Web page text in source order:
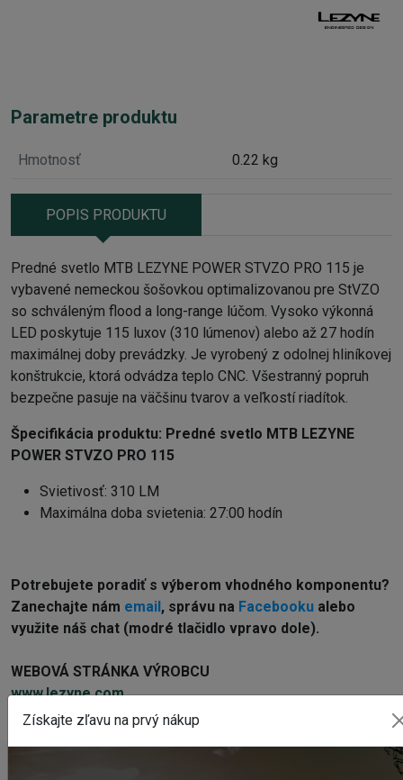
Parametre produktu
Hmotnosť 0.22 kg
POPIS PRODUKTU
Predné svetlo MTB LEZYNE POWER STVZO PRO 115 je
vybavené nemeckou šošovkou optimalizovanou pre StVZO
so schváleným flood a long-range lúčom. Vysoko výkonná
LED poskytuje 115 luxov (310 lúmenov) alebo až 27 hodín
maximálnej doby prevádzky. Je vyrobený z odolnej hliníkovej
konštrukcie, ktorá odvádza teplo CNC. Všestranný popruh
bezpečne pasuje na väčšinu tvarov a veľkostí riadítok.
Špecifikácia produktu: Predné svetlo MTB LEZYNE
POWER STVZO PRO 115
Svietivosť: 310 LM
Maximálna doba svietenia: 27:00 hodín
Potrebujete poradiť s výberom vhodného komponentu?
Zanechajte nám email, správu na Facebooku alebo
využite náš chat (modré tlačidlo vpravo dole).
WEBOVÁ STRÁNKA VÝROBCU
www.lezyne.com
Získajte zľavu na prvý nákup